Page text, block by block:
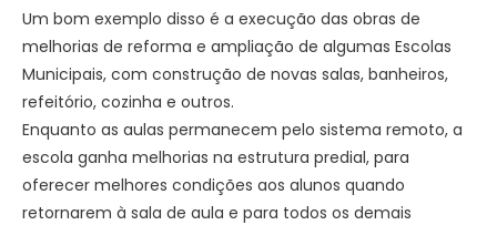
Um bom exemplo disso é a execução das obras de
melhorias de reforma e ampliação de algumas Escolas
Municipais, com construção de novas salas, banheiros,
refeitório, cozinha e outros.
Enquanto as aulas permanecem pelo sistema remoto, a
escola ganha melhorias na estrutura predial, para
oferecer melhores condições aos alunos quando
retornarem à sala de aula e para todos os demais